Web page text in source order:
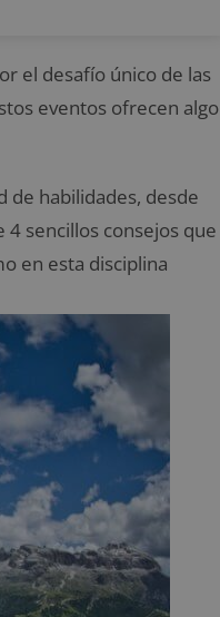
el desafío único de las
eventos ofrecen algo
de habilidades, desde
4 sencillos consejos que
en esta disciplina